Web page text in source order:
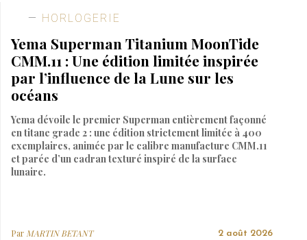
HORLOGERIE
Yema Superman Titanium MoonTide
CMM.11 : Une édition limitée inspirée
par l’influence de la Lune sur les
océans
Yema dévoile le premier Superman entièrement façonné
en titane grade 2 : une édition strictement limitée à 400
exemplaires, animée par le calibre manufacture CMM.11
et parée d’un cadran texturé inspiré de la surface
lunaire.
ParMARTIN BETANT 2 août 2026